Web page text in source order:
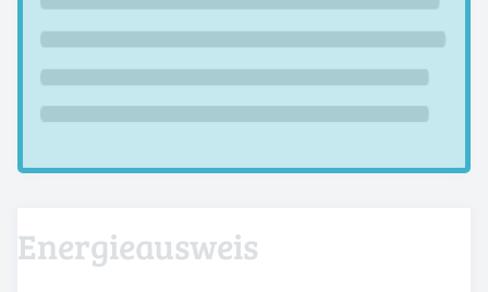
Energieausweis